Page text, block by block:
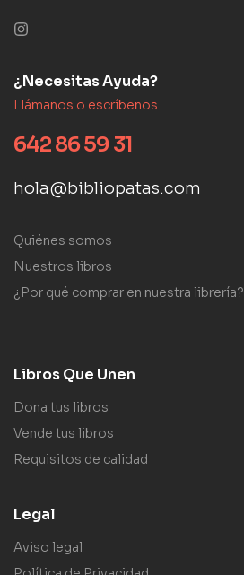
¿Necesitas Ayuda?
Llámanos o escríbenos
642 86 59 31
hola@bibliopatas.com
Quiénes somos
Nuestros libros
¿Por qué comprar en nuestra librería?
Libros Que Unen
Dona tus libros
Vende tus libros
Requisitos de calidad
Legal
Aviso legal